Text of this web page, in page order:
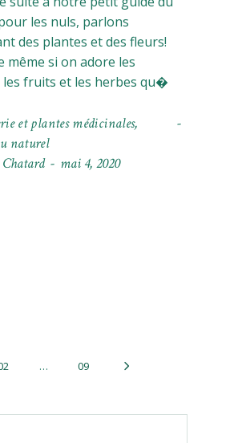
les nuls, parlons
des plantes et des fleurs!
même si on adore les
les fruits et les herbes qu�
et plantes médicinales,
naturel
mai 4, 2020
… 09